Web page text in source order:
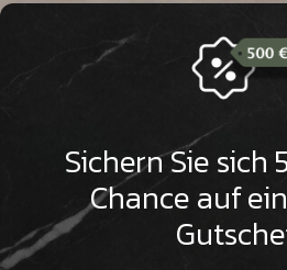
Sichern Sie sich
Chance auf